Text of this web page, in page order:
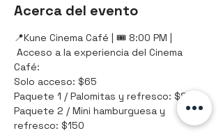
Acerca del evento
📍Kune Cinema Café | 🎟️ 8:00 PM |
Acceso a la experiencia del Cinema
Café:
Solo acceso: $65
Paquete 1 / Palomitas y refresco: $80
Paquete 2 / Mini hamburguesa y
refresco: $150